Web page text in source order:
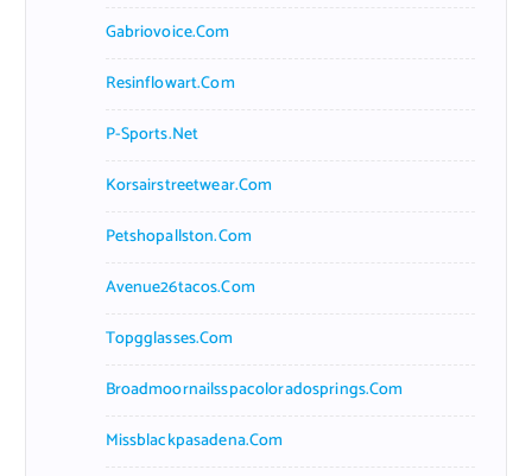
Gabriovoice.com
Resinflowart.com
P-Sports.net
Korsairstreetwear.com
Petshopallston.com
Avenue26tacos.com
Topgglasses.com
Broadmoornailsspacoloradosprings.com
Missblackpasadena.com